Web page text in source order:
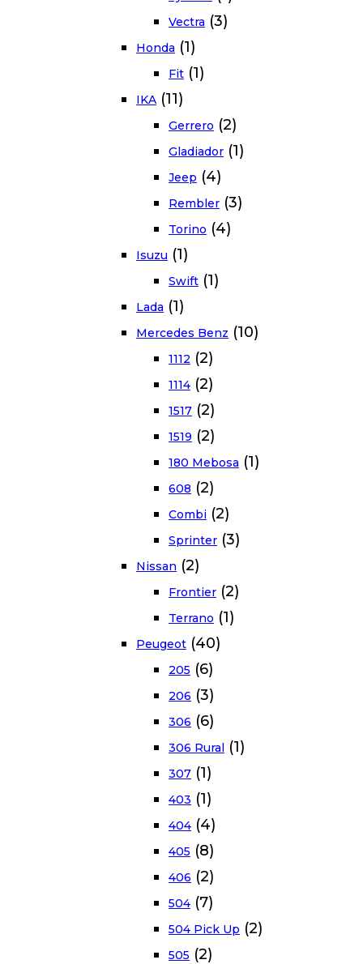
Vectra (3)
Honda (1)
Fit (1)
IKA (11)
Gerrero (2)
Gladiador (1)
Jeep (4)
Rembler (3)
Torino (4)
Isuzu (1)
Swift (1)
Lada (1)
Mercedes Benz (10)
1112 (2)
1114 (2)
1517 (2)
1519 (2)
180 Mebosa (1)
608 (2)
Combi (2)
Sprinter (3)
Nissan (2)
Frontier (2)
Terrano (1)
Peugeot (40)
205 (6)
206 (3)
306 (6)
306 Rural (1)
307 (1)
403 (1)
404 (4)
405 (8)
406 (2)
504 (7)
504 Pick Up (2)
505 (2)